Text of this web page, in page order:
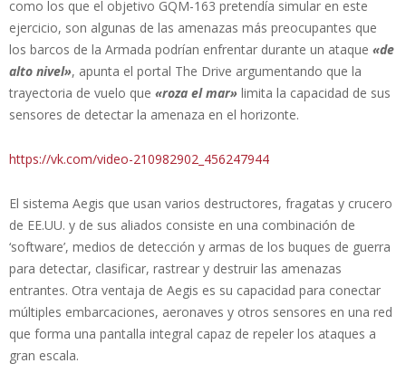
como los que el objetivo GQM-163 pretendía simular en este
ejercicio, son algunas de las amenazas más preocupantes que
los barcos de la Armada podrían enfrentar durante un ataque «de
alto nivel», apunta el portal The Drive argumentando que la
trayectoria de vuelo que «roza el mar» limita la capacidad de sus
sensores de detectar la amenaza en el horizonte.
https://vk.com/video-210982902_456247944
El sistema Aegis que usan varios destructores, fragatas y crucero
de EE.UU. y de sus aliados consiste en una combinación de
‘software’, medios de detección y armas de los buques de guerra
para detectar, clasificar, rastrear y destruir las amenazas
entrantes. Otra ventaja de Aegis es su capacidad para conectar
múltiples embarcaciones, aeronaves y otros sensores en una red
que forma una pantalla integral capaz de repeler los ataques a
gran escala.